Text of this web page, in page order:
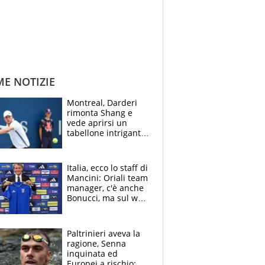
NOTIZIE
Montreal, Darderi
rimonta Shang e
vede aprirsi un
tabellone intrigante:
felice del mio livello"
Italia, ecco lo staff di
Mancini: Oriali team
manager, c'è anche
Bonucci, ma sul web
Paltrinieri aveva la
ragione, Senna
inquinata ed